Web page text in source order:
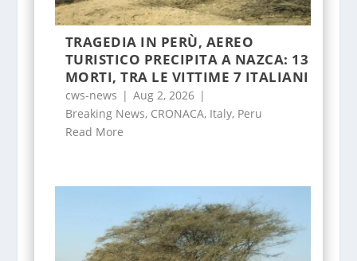
TRAGEDIA IN PERÙ, AEREO
TURISTICO PRECIPITA A NAZCA: 13
MORTI, TRA LE VITTIME 7 ITALIANI
cws-news | Aug 2, 2026 |
Breaking News, CRONACA, Italy, Peru
Read More